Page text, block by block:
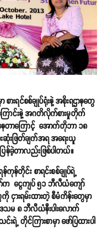
းရင်စစ်ချုပ်ရုံးနဲ့ အစိုးရဌာနတွေ
ြောင်းနဲ့ အဂတိလိုက်စားမှုတိုက်
ေတာကြောင့် အောက်တိုဘာ ၁၈
ဆုံးဖြတ်ချက်အရ အရေးယူ
ခဲ့တာလည်းဖြစ်ပါတယ်။
ကုန်တိုင်း စာရင်းစစ်ချုပ်ရဲ့
က ငွေကျပ် ၅၁ ဘီလီယံကျော်
ငှားရမ်းထားတဲ့ စီမံကိန်းတွေမှာ
သမ ၈ ဘီလီယံနီးပါးလောက်
တိုင်ကြားစာမှာ ဖော်ပြထားပါ